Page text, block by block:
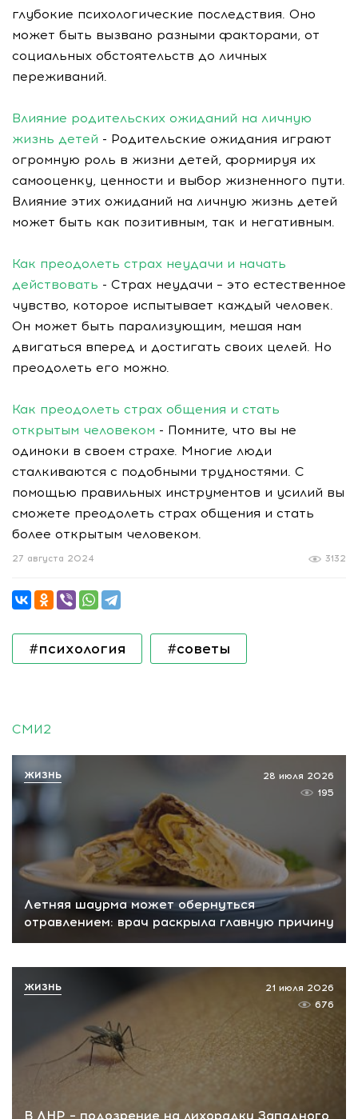
глубокие психологические последствия. Оно
может быть вызвано разными факторами, от
социальных обстоятельств до личных
переживаний.
Влияние родительских ожиданий на личную
жизнь детей - Родительские ожидания играют
огромную роль в жизни детей, формируя их
самооценку, ценности и выбор жизненного пути.
Влияние этих ожиданий на личную жизнь детей
может быть как позитивным, так и негативным.
Как преодолеть страх неудачи и начать
действовать - Страх неудачи – это естественное
чувство, которое испытывает каждый человек.
Он может быть парализующим, мешая нам
двигаться вперед и достигать своих целей. Но
преодолеть его можно.
Как преодолеть страх общения и стать
открытым человеком - Помните, что вы не
одиноки в своем страхе. Многие люди
сталкиваются с подобными трудностями. С
помощью правильных инструментов и усилий вы
сможете преодолеть страх общения и стать
более открытым человеком.
3132
27 августа 2024
#психология #советы
СМИ2
Летняя шаурма может обернуться
отравлением: врач раскрыла главную причину
28 июля 2026
195
ЖИЗНЬ
В ЛНР – подозрение на лихорадку Западного
21 июля 2026
676
ЖИЗНЬ